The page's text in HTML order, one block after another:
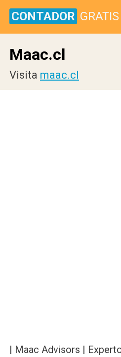
CONTADOR GRATIS
Maac.cl
Visita maac.cl
| Maac Advisors |